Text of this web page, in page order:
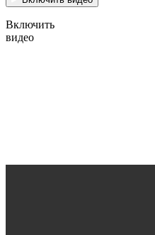
Включить
видео